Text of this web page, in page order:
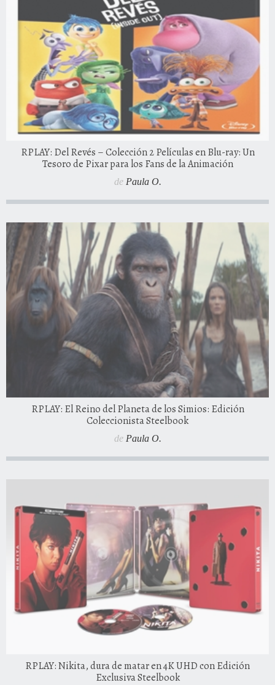
RPLAY: Del Revés – Colección 2 Películas en Blu-ray: Un
Tesoro de Pixar para los Fans de la Animación
de Paula O.
RPLAY: El Reino del Planeta de los Simios: Edición
Coleccionista Steelbook
de Paula O.
RPLAY: Nikita, dura de matar en 4K UHD con Edición
Exclusiva Steelbook